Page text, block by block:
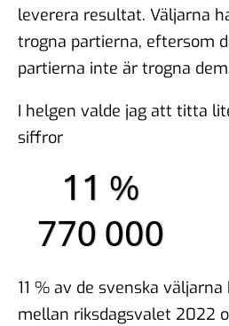
leverera resultat. Väljarna
trogna partierna, eftersom
partierna inte är trogna
I helgen valde jag att titta
siffror
11 % av de svenska
mellan riksdagsvalet 2022